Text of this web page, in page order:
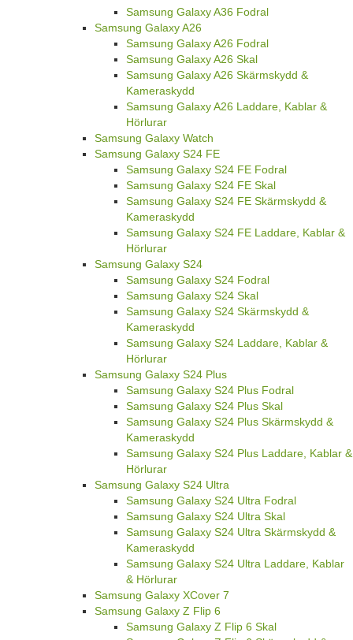
Samsung Galaxy A36 Fodral
Samsung Galaxy A26
Samsung Galaxy A26 Fodral
Samsung Galaxy A26 Skal
Samsung Galaxy A26 Skärmskydd &
Kameraskydd
Samsung Galaxy A26 Laddare, Kablar &
Hörlurar
Samsung Galaxy Watch
Samsung Galaxy S24 FE
Samsung Galaxy S24 FE Fodral
Samsung Galaxy S24 FE Skal
Samsung Galaxy S24 FE Skärmskydd &
Kameraskydd
Samsung Galaxy S24 FE Laddare, Kablar &
Hörlurar
Samsung Galaxy S24
Samsung Galaxy S24 Fodral
Samsung Galaxy S24 Skal
Samsung Galaxy S24 Skärmskydd &
Kameraskydd
Samsung Galaxy S24 Laddare, Kablar &
Hörlurar
Samsung Galaxy S24 Plus
Samsung Galaxy S24 Plus Fodral
Samsung Galaxy S24 Plus Skal
Samsung Galaxy S24 Plus Skärmskydd &
Kameraskydd
Samsung Galaxy S24 Plus Laddare, Kablar &
Hörlurar
Samsung Galaxy S24 Ultra
Samsung Galaxy S24 Ultra Fodral
Samsung Galaxy S24 Ultra Skal
Samsung Galaxy S24 Ultra Skärmskydd &
Kameraskydd
Samsung Galaxy S24 Ultra Laddare, Kablar
& Hörlurar
Samsung Galaxy XCover 7
Samsung Galaxy Z Flip 6
Samsung Galaxy Z Flip 6 Skal